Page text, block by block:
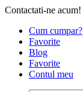
Skip
content
Contactati-ne acum!
Cum cumpar?
Favorite
Blog
Favorite
Contul meu